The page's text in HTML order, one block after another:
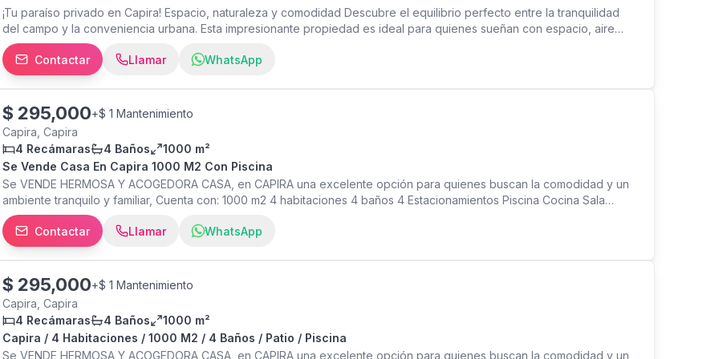
¡Tu paraíso privado en Capira! Espacio, naturaleza y comodidad Descubre el equilibrio perfecto entre la tranquilidad
del campo y la conveniencia urbana. Esta impresionante propiedad es ideal para quienes sueñan con espacio, aire
puro y una excelente calidad de vida. Casa Principal: Espaciosa, con habitaciones generosas y una amplia cocina
diseñada para disfrutar en familia. Casa de Huéspedes/Oficina: Una acogedora estructura independiente, perfecta
para recibir visitas o teletrabajar con total privacidad. Para los amantes de la naturaleza: Cuenta con un establo propio,
solo minutos de la carretera principal, supermercados y escuelas. ¡El refugio perfecto para empezar una nueva etapa!
Agenda tu visita hoy mismo. EH26-8542
Contactar Llamar WhatsApp
$ 295,000+$ 1 Mantenimiento
Capira, Capira
4 Recámaras
4 Baños
1000 m²
Se Vende Casa En Capira 1000 M2 Con Piscina
Se VENDE HERMOSA Y ACOGEDORA CASA, en CAPIRA una excelente opción para quienes buscan la comodidad y un
ambiente tranquilo y familiar, Cuenta con: 1000 m2 4 habitaciones 4 baños 4 Estacionamientos Piscina Cocina Sala
Comedor Lavandería Patio Jardín Toda Cercada Walk-in closet Área de BBQ Despensa Aire acondicionado Antejardín
Amenidades: Terraza Zona segura Acceso a las vias principales Ambiente tranquilo Parking bajo techo Parking de
visitas Cuarto y baño de empleada Desayunador INVERSION: $295,000.00 CASA AMPLIA IDEAL PARA VIVIR Para mas
Contactar Llamar WhatsApp
$ 295,000+$ 1 Mantenimiento
Capira, Capira
4 Recámaras
4 Baños
1000 m²
Capira / 4 Habitaciones / 1000 M2 / 4 Baños / Patio / Piscina
Se VENDE HERMOSA Y ACOGEDORA CASA, en CAPIRA una excelente opción para quienes buscan la comodidad y un